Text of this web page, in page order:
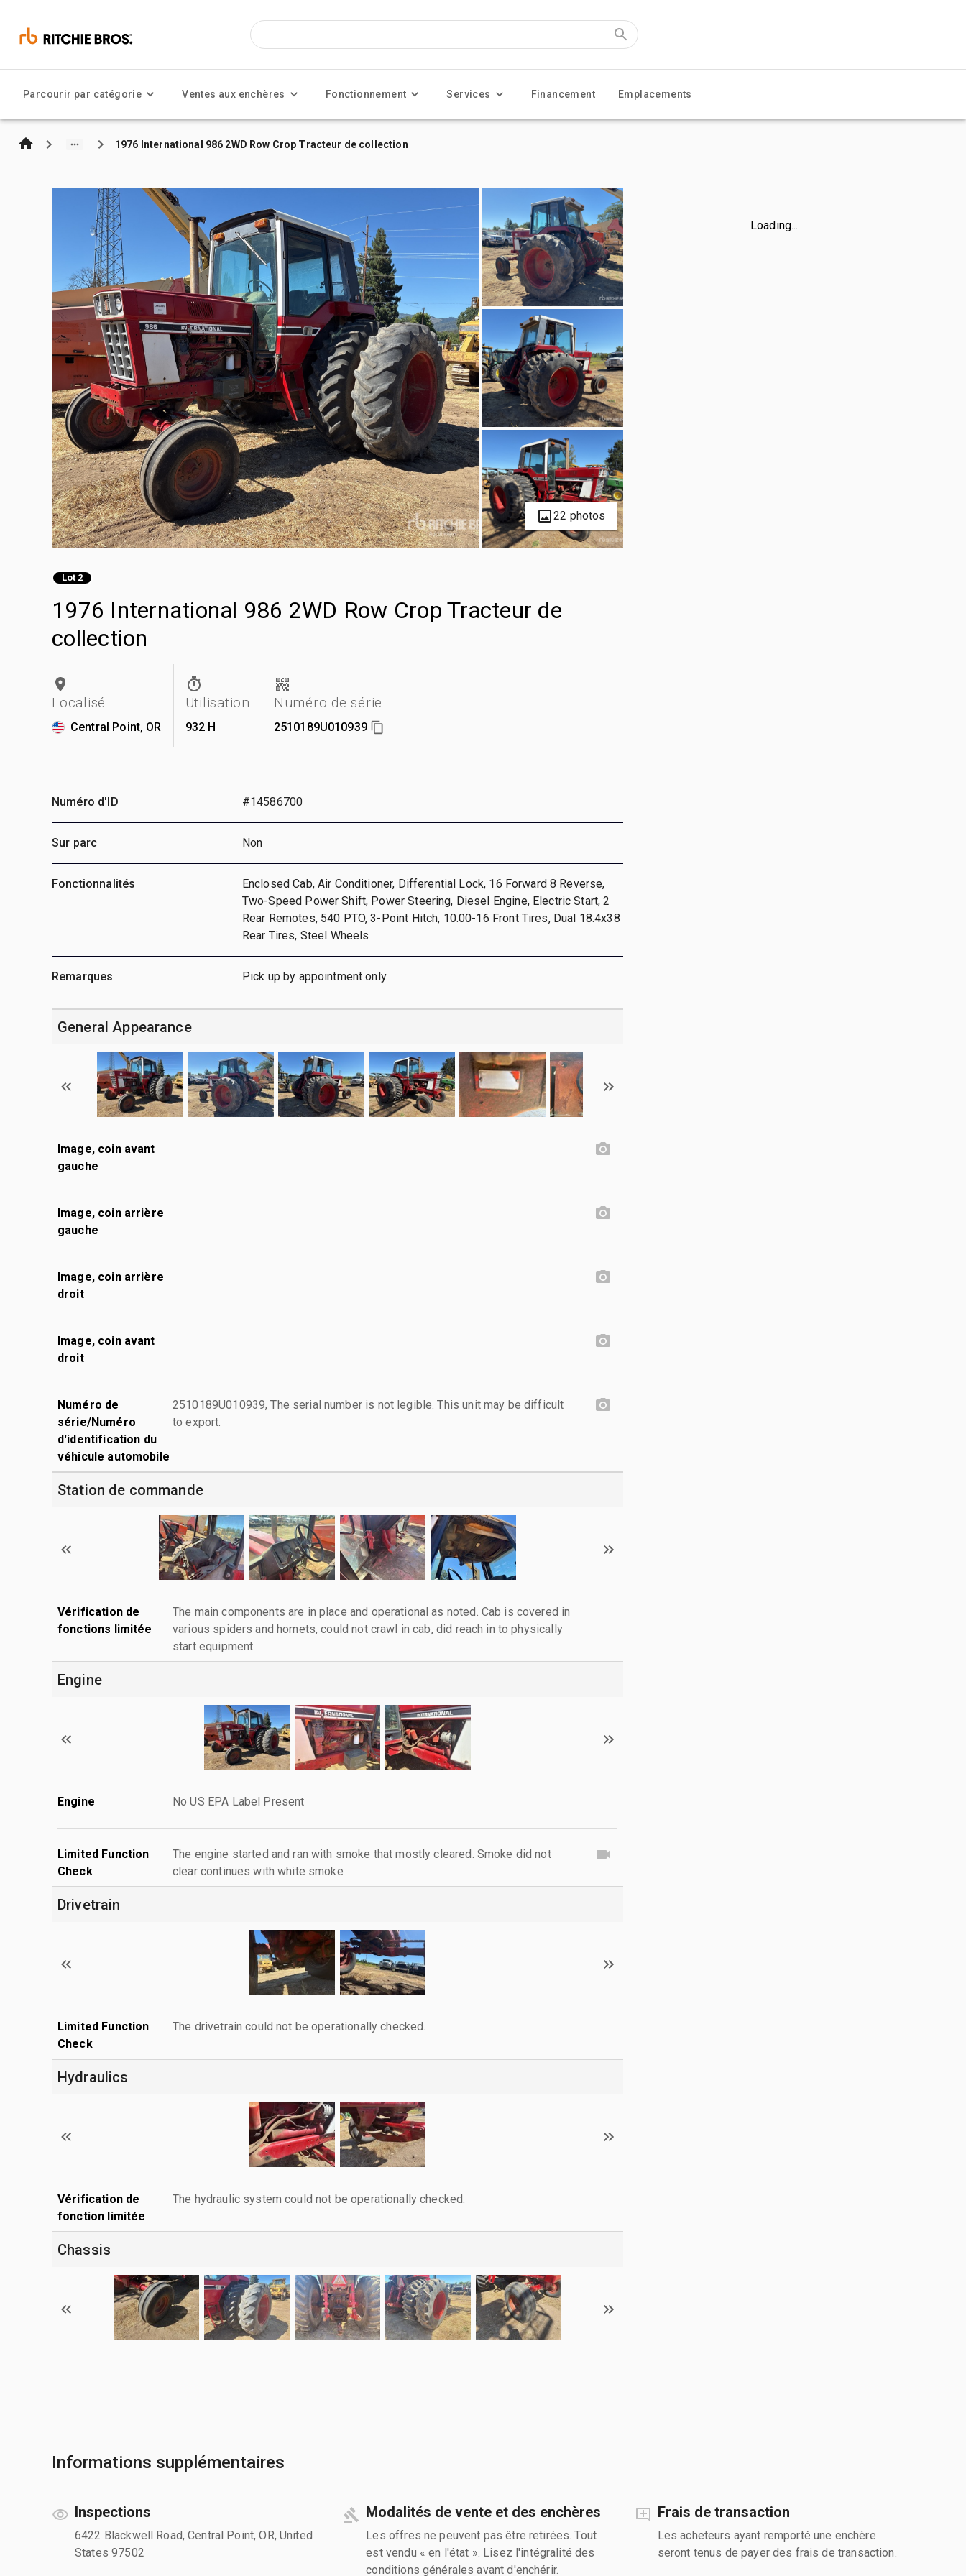
Parcourir par catégorie Ventes aux enchères Fonctionnement Services Financement Emplacements
1976 International 986 2WD Row Crop Tracteur de collection
22 photos
Lot 2
1976 International 986 2WD Row Crop Tracteur de
collection
Localisé
Central Point, OR
Utilisation
932 H
Numéro de série
2510189U010939
Loading...
Numéro d'ID #14586700
Sur parc Non
Fonctionnalités
Enclosed Cab, Air Conditioner, Differential Lock, 16 Forward 8 Reverse,
Two-Speed Power Shift, Power Steering, Diesel Engine, Electric Start, 2
Rear Remotes, 540 PTO, 3-Point Hitch, 10.00-16 Front Tires, Dual 18.4x38
Rear Tires, Steel Wheels
Remarques Pick up by appointment only
General Appearance
Image, coin avant
gauche
Image, coin arrière
gauche
Image, coin arrière
droit
Image, coin avant
droit
Numéro de
série/Numéro
d'identification du
véhicule automobile
2510189U010939, The serial number is not legible. This unit may be difficult
to export.
Station de commande
Vérification de
fonctions limitée
The main components are in place and operational as noted. Cab is covered in
various spiders and hornets, could not crawl in cab, did reach in to physically
start equipment
Engine
Engine No US EPA Label Present
Limited Function
Check
The engine started and ran with smoke that mostly cleared. Smoke did not
clear continues with white smoke
Drivetrain
Limited Function
Check
The drivetrain could not be operationally checked.
Hydraulics
Vérification de
fonction limitée
The hydraulic system could not be operationally checked.
Chassis
Informations supplémentaires
Inspections
6422 Blackwell Road, Central Point, OR, United
States 97502
Modalités de vente et des enchères
Les offres ne peuvent pas être retirées. Tout
est vendu « en l'état ». Lisez l'intégralité des
conditions générales avant d'enchérir.
Frais de transaction
Les acheteurs ayant remporté une enchère
seront tenus de payer des frais de transaction.